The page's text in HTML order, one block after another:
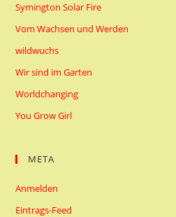
Symington Solar Fire
Vom Wachsen und Werden
wildwuchs
Wir sind im Garten
Worldchanging
You Grow Girl
META
Anmelden
Eintrags-Feed